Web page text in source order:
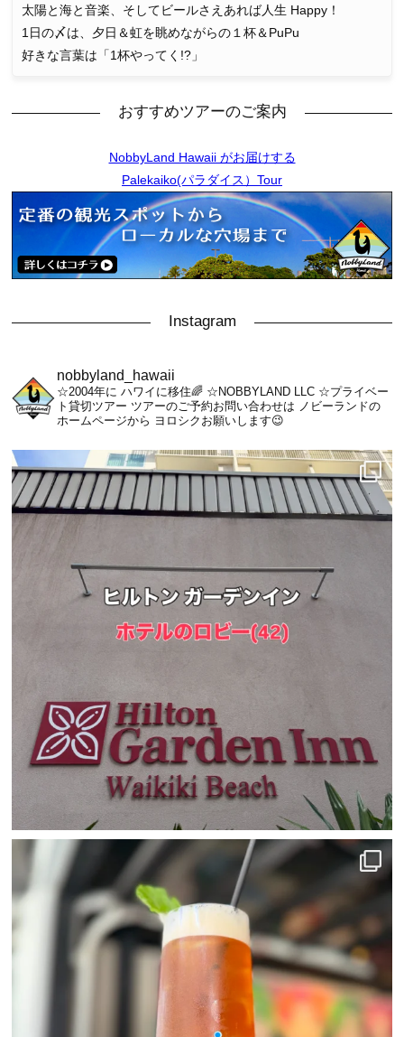
太陽と海と音楽、そしてビールさえあれば人生 Happy！
1日の〆は、夕日＆虹を眺めながらの１杯＆PuPu
好きな言葉は「1杯やってく!?」
おすすめツアーのご案内
NobbyLand Hawaii がお届けする
Palekaiko(パラダイス）Tour
Instagram
nobbyland_hawaii
☆2004年に ハワイに移住🌈 ☆NOBBYLAND LLC ☆プライベー
ト貸切ツアー ツアーのご予約お問い合わせは ノビーランドの
ホームページから ヨロシクお願いします😉